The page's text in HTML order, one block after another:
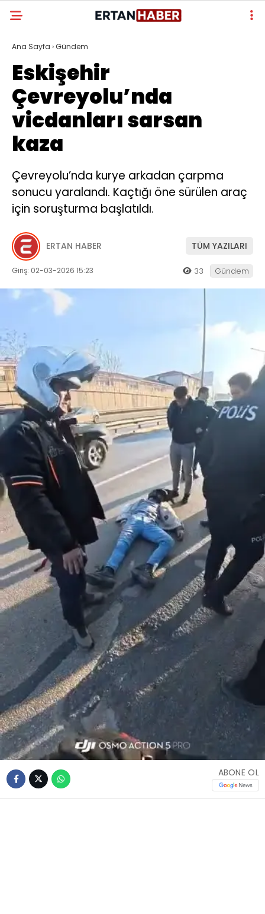
Ana Sayfa ›Gündem
Eskişehir
Çevreyolu’nda
vicdanları sarsan
kaza
Çevreyolu’nda kurye arkadan çarpma
sonucu yaralandı. Kaçtığı öne sürülen araç
için soruşturma başlatıldı.
ERTAN HABER TÜM YAZILARI
Giriş: 02-03-2026 15:23 33 Gündem
ABONE OL